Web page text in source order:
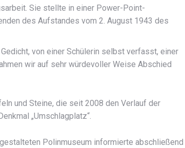
Sie stellte in einer Power-Point-
des Aufstandes vom 2. August 1943 des
von einer Schülerin selbst verfasst, einer
wir auf sehr würdevoller Weise Abschied
und Steine, die seit 2008 den Verlauf der
„Umschlagplatz“.
Polinmuseum informierte abschließend